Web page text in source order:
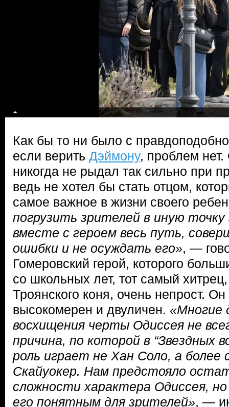
Как бы то ни было с
если верить Дэймону, проблем
никогда не рыдал так сильно при
ведь не хотел бы стать отцом,
самое важное в жизни своего
погрузить зрителей в иную
вместе с героем весь путь,
ошибки и не осуждать его», —
Гомеровский герой, которого
со школьных лет, тот самый
Троянского коня, очень непрост.
высокомерен и двуличен. «Многие
восхищения черты Одиссея не
причина, по которой в “Звездных
роль играет не Хан Соло, а более
Скайуокер. Нам предстояло
сложности характера Одиссея,
его понятным для зрителей», —